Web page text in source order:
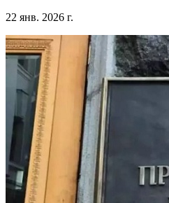
22 янв. 2026 г.